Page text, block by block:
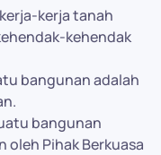
kerja tanah
kehendak
bangunan adalah
bangunan
Pihak Berkuasa